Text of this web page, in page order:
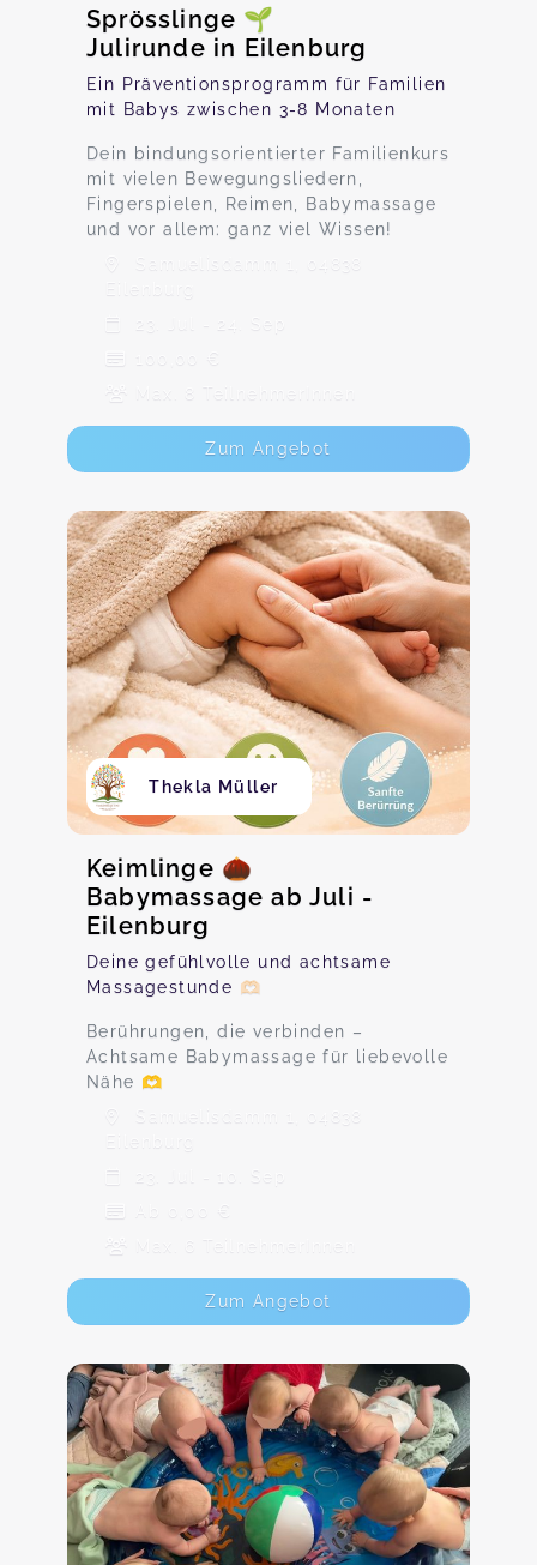
Sprösslinge 🌱
Julirunde in Eilenburg
Ein Präventionsprogramm für Familien
mit Babys zwischen 3-8 Monaten
Dein bindungsorientierter Familienkurs
mit vielen Bewegungsliedern,
Fingerspielen, Reimen, Babymassage
und vor allem: ganz viel Wissen!
Samuelisdamm 1, 04838
Eilenburg
23. Jul - 24. Sep
100,00 €
Max. 8 TeilnehmerInnen
Zum Angebot
Thekla Müller
Keimlinge 🌰
Babymassage ab Juli -
Eilenburg
Deine gefühlvolle und achtsame
Massagestunde 🫶🏻
Berührungen, die verbinden –
Achtsame Babymassage für liebevolle
Nähe 🫶
Samuelisdamm 1, 04838
Eilenburg
23. Jul - 10. Sep
Ab 0,00 €
Max. 6 TeilnehmerInnen
Zum Angebot